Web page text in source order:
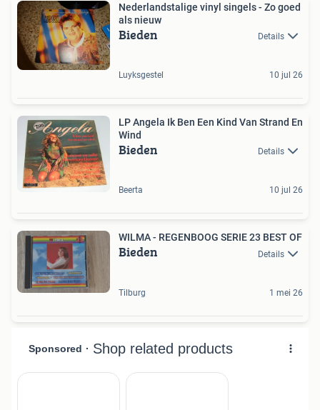
Nederlandstalige vinyl singels - Zo goed
als nieuw
Bieden Details
Luyksgestel 10 jul 26
LP Angela Ik Ben Een Kind Van Strand En
Wind
Bieden Details
Beerta 10 jul 26
WILMA - REGENBOOG SERIE 23 BEST OF
Bieden Details
Tilburg 1 mei 26